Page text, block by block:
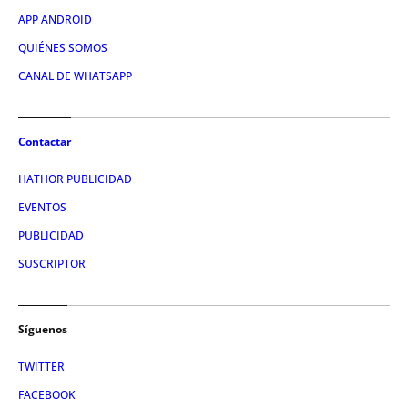
APP ANDROID
QUIÉNES SOMOS
CANAL DE WHATSAPP
Contactar
HATHOR PUBLICIDAD
EVENTOS
PUBLICIDAD
SUSCRIPTOR
Síguenos
TWITTER
FACEBOOK